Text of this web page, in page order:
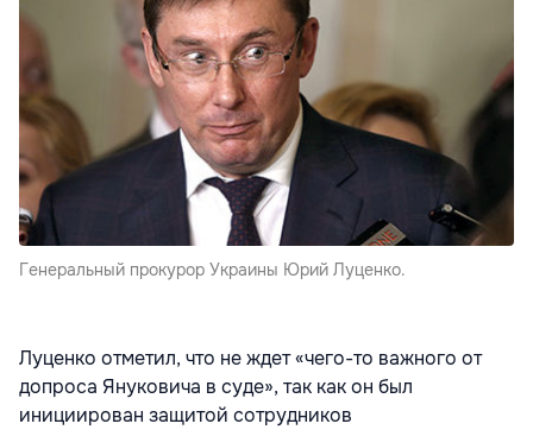
Генеральный прокурор Украины Юрий Луценко.
Луценко отметил, что не ждет «чего-то важного от
допроса Януковича в суде», так как он был
инициирован защитой сотрудников